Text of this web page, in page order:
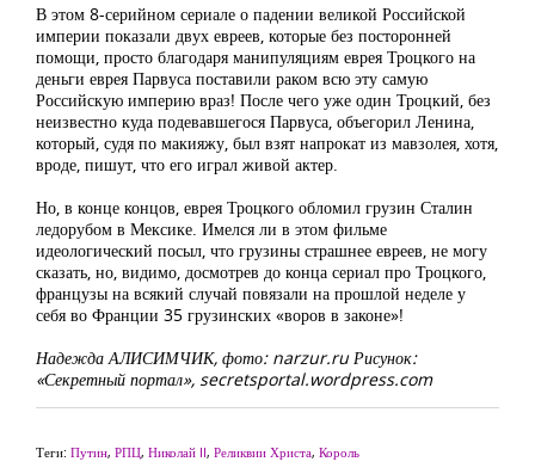
В этом 8-серийном сериале о падении великой Российской
империи показали двух евреев, которые без посторонней
помощи, просто благодаря манипуляциям еврея Троцкого на
деньги еврея Парвуса поставили раком всю эту самую
Российскую империю враз! После чего уже один Троцкий, без
неизвестно куда подевавшегося Парвуса, объегорил Ленина,
который, судя по макияжу, был взят напрокат из мавзолея, хотя,
вроде, пишут, что его играл живой актер.
Но, в конце концов, еврея Троцкого обломил грузин Сталин
ледорубом в Мексике. Имелся ли в этом фильме
идеологический посыл, что грузины страшнее евреев, не могу
сказать, но, видимо, досмотрев до конца сериал про Троцкого,
французы на всякий случай повязали на прошлой неделе у
себя во Франции 35 грузинских «воров в законе»!
Надежда АЛИСИМЧИК, фото: narzur.ru Рисунок:
«Секретный портал», secretsportal.wordpress.com
Теги: Путин, РПЦ, Николай II, Реликвии Христа, Король